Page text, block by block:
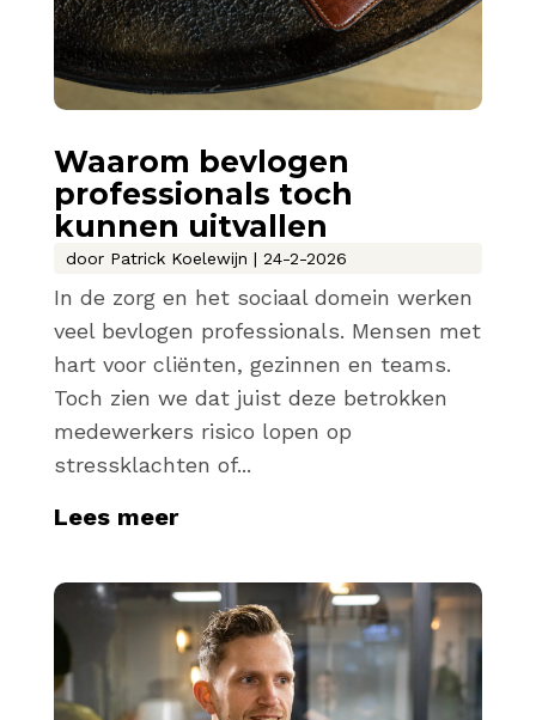
Waarom bevlogen
professionals toch
kunnen uitvallen
door Patrick Koelewijn | 24-2-2026
In de zorg en het sociaal domein werken
veel bevlogen professionals. Mensen met
hart voor cliënten, gezinnen en teams.
Toch zien we dat juist deze betrokken
medewerkers risico lopen op
stressklachten of...
Lees meer